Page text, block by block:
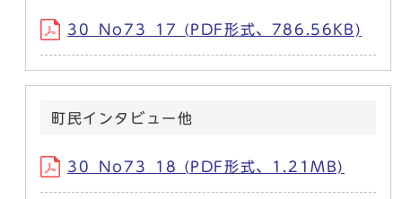
30_No73_17 (PDF形式、786.56KB)
町民インタビュー他
30_No73_18 (PDF形式、1.21MB)